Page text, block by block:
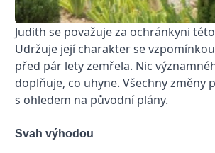
Judith se považuje za ochránkyni
Udržuje její charakter se
před pár lety zemřela. Nic
doplňuje, co uhyne. Všechny změny
s ohledem na původní plány.
Svah výhodou